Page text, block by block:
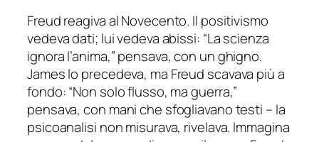
Freud reagiva al Novecento. Il positivismo
vedeva dati; lui vedeva abissi: “La scienza
ignora l’anima,” pensava, con un ghigno.
James lo precedeva, ma Freud scavava più a
fondo: “Non solo flusso, ma guerra,”
pensava, con mani che sfogliavano testi – la
psicoanalisi non misurava, rivelava. Immagina